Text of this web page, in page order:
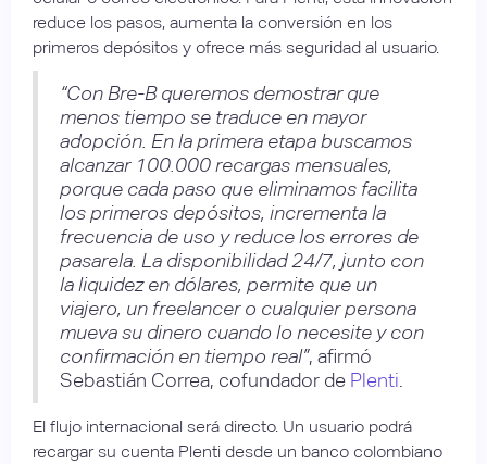
reduce los pasos, aumenta la conversión en los
primeros depósitos y ofrece más seguridad al usuario.
“Con Bre-B queremos demostrar que
menos tiempo se traduce en mayor
adopción. En la primera etapa buscamos
alcanzar 100.000 recargas mensuales,
porque cada paso que eliminamos facilita
los primeros depósitos, incrementa la
frecuencia de uso y reduce los errores de
pasarela. La disponibilidad 24/7, junto con
la liquidez en dólares, permite que un
viajero, un freelancer o cualquier persona
mueva su dinero cuando lo necesite y con
confirmación en tiempo real”, afirmó
Sebastián Correa, cofundador de Plenti
El flujo internacional será directo. Un usuario podrá
recargar su cuenta Plenti desde un banco colombiano